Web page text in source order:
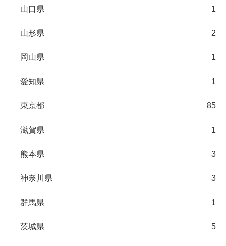
山口県 1
山形県 2
岡山県 1
愛知県 1
東京都 85
滋賀県 1
熊本県 3
神奈川県 3
群馬県 1
茨城県 5